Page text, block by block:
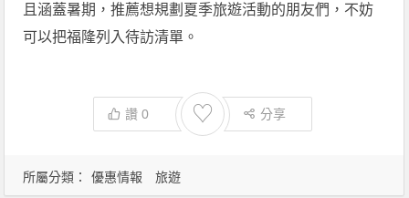
且涵蓋暑期，推薦想規劃夏季旅遊活動的朋友們，不妨
可以把福隆列入待訪清單。
讚0 ♡ 分享
所屬分類： 優惠情報 旅遊